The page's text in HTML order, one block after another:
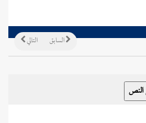
التالي السابق